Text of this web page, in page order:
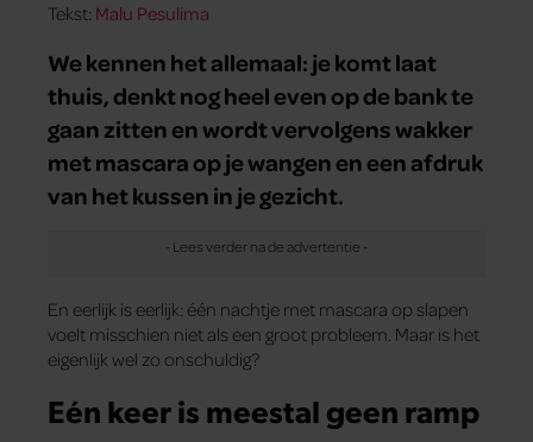
Tekst: Malu Pesulima
We kennen het allemaal: je komt laat
thuis, denkt nog heel even op de bank te
gaan zitten en wordt vervolgens wakker
met mascara op je wangen en een afdruk
van het kussen in je gezicht.
En eerlijk is eerlijk: één nachtje met mascara op slapen
voelt misschien niet als een groot probleem. Maar is het
eigenlijk wel zo onschuldig?
Eén keer is meestal geen ramp